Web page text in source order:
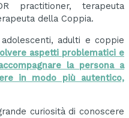
practitioner, terapeuta
della Coppia.
adulti e coppie
aspetti problematici e
la persona a
in modo più autentico,
curiosità di conoscere